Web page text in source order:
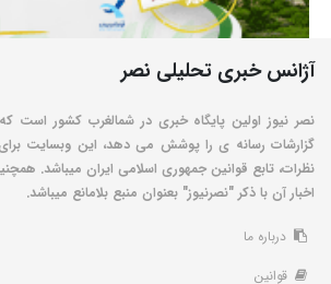
آژانس خبری تحلیلی نصر
نصر نیوز اولین پایگاه خبری در شمالغرب کشور است
گزارشات رسانه ی را پوشش می دهد، این وبسایت برای
نظرات، تابع قوانین جمهوری اسلامی ایران میباشد.
اخبار آن با ذکر "نصرنیوز" بعنوان منبع بلامانع میباشد.
درباره ما
قوانین